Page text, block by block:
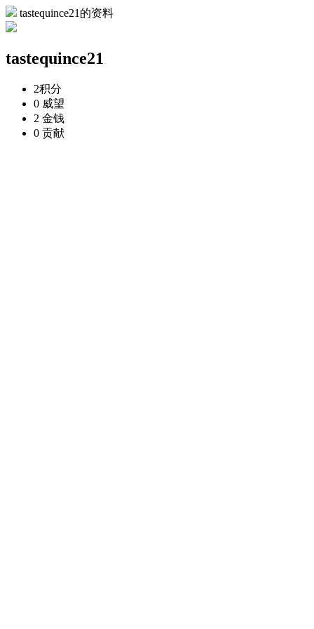
tastequince21的资料
tastequince21
2积分
0 威望
2 金钱
0 贡献